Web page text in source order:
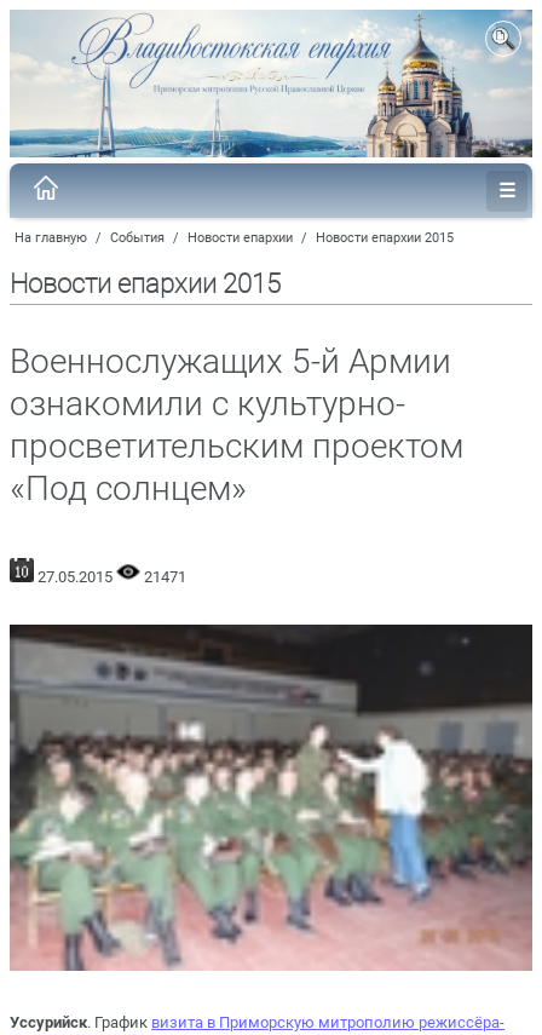
На главную / События / Новости епархии / Новости епархии 2015
Новости епархии 2015
Военнослужащих 5-й Армии
ознакомили с культурно-
просветительским проектом
«Под солнцем»
27.05.2015 21471
Уссурийск. График визита в Приморскую митрополию режиссёра-